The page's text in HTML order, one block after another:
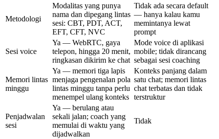
Metodologi
Modalitas yang punya
nama dan dipegang lintas
sesi: CBT, PDT, ACT,
EFT, CFT, NVC
Tidak ada secara default
— hanya kalau kamu
memintanya lewat
prompt
Sesi voice
Ya — WebRTC, gaya
telepon, hingga 20 menit,
ringkasan dikirim ke chat
Mode voice di aplikasi
mobile; tidak dirancang
sebagai sesi coaching
Memori lintas
minggu
Ya — memori tiga lapis
menjaga pengenalan pola
lintas minggu tanpa perlu
menempel ulang konteks
Konteks panjang dalam
satu chat; memori lintas
chat terbatas dan tidak
terstruktur
Penjadwalan
sesi
Ya — berulang atau
sekali jalan; coach yang
memulai di waktu yang
dijadwalkan
Tidak